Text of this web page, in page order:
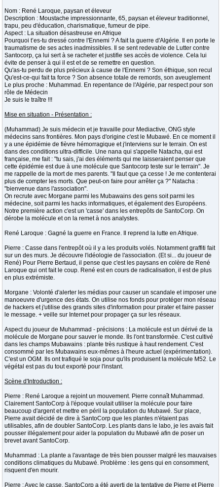
Nom : René Laroque, paysan et éleveur
Description : Moustache impressionnante, 65, paysan et éleveur traditionnel,
trapu, peu d'éducation, charismatique, fumeur de pipe.
Aspect : La situation désastreuse en Afrique
Pourquoi t’es-tu dressé contre l'Ennemi ? A fait la guerre d'Algérie. Il en porte le
traumatisme de ses actes inadmissibles. Il se sent redevable de Lutter contre
Santocorp, ça lui sert à se racheter et justifie ses accès de violence. Cela lui
évite de penser à qui il est et de se remettre en question.
Qu'as-tu perdu de plus précieux à cause de l'Ennemi ? Son éthique, son recul
Qu'est-ce-qui fait ta force ? Son absence totale de remords, son aveuglement
Le plus proche : Muhammad. En repentance de l'Algérie, par respect pour son
rôle de Médecin
Je suis le traître !!!
Mise en situation - Présentation :
(Muhammad) Je suis médecin et je travaille pour Mediactive, ONG style
médecins sans frontières. Mon pays d'origine c'est le Mubawé. En ce moment il
y a une épidémie de fièvre hémorragique et j'interviens sur le terrain. On est
dans des conditions ultra-difficile. Une nana qui s'appelle Natacha, qui est
française, me fait : "tu sais, j'ai des éléments qui me laisseraient penser que
cette épidémie est due à une molécule que Santocorp teste sur le terrain". Je
me rappelle de la mort de mes parents. "Il faut que ça cesse ! Je me contenterai
plus de compter les morts. Que peut-on faire pour arrêter ça ?" Natacha :
"bienvenue dans l'association".
On recrute avec Morgane parmi les Mubawains des gens soit parmi les
médecine, soit parmi les hacks informatiques, et également des Européens.
Notre première action c'est un 'casse' dans les entrepôts de SantoCorp. On
dérobe la molécule et on la remet à nos analystes.
René Laroque : Gagné la guerre en France. Il reprend la lutte en Afrique.
Pierre : Casse dans l'entrepôt où il y a les produits volés. Notamment graffiti fait
sur un des murs. Je découvre l'idéologie de l'association. (Et si... du joueur de
René) Pour Pierre Bertaud, il pense que c'est les paysans en colère de René
Laroque qui ont fait le coup. René est en cours de radicalisation, il est de plus
en plus extrémiste.
Morgane : Volonté d'alerter les médias pour causer un scandale et imposer une
manoeuvre d'urgence des états. On utilise nos fonds pour protéger mon réseau
de hackers et j'utilise des grands sites d'information pour pirater et faire passer
le message. + veille sur Internet pour propager ça sur les réseaux.
Aspect du joueur de Muhammad - précisions : La molécule est un dérivé de la
molécule de Morgane pour sauver le monde. Ils l'ont transformée. C'est cultivé
dans les champs Mubawains : plante très rustique à haut rendement. C'est
consommé par les Mubawains eux-mêmes à l'heure actuel (expérimentation).
C'est un OGM. Ils ont trafiqué le soja pour qu'ils produisent la molécule M52. Le
végétal est pas du tout exporté pour l'instant.
Scène d'Introduction :
Pierre : René Laroque a rejoint un mouvement. Pierre connaît Muhammad.
Clairement SantoCorp à l'époque voulait utiliser la molécule pour faire
beaucoup d'argent et mettre en péril la population du Mubawé. Sur place,
Pierre avait décidé de dire à SantoCorp que les plantes n'étaient pas
utilisables, afin de doubler SantoCorp. Les plants dans le labo, je les avais fait
pousser illégalement pour aider la population du Mubawé afin de poser un
brevet avant SantoCorp.
Muhammad : La plante a l'avantage de très bien pousser malgré les mauvaises
conditions climatiques du Mubawé. Problème : les gens qui en consomment,
risquent d'en mourir.
Pierre : Avec le casse, SantoCorp a été averti de la tentative de Pierre et Pierre